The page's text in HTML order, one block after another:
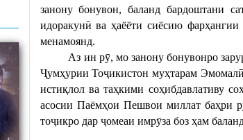
занону бонувон, баланд бардоштани
идоракунӣ ва ҳаёёти сиёсию
менамоянд.
Аз ин рӯ, мо занону бонувонро зарур
Ҷумҳурии Тоҷикистон муҳтарам
истиқлол ва таҳкими соҳибдавлативу
асосии Паёмҳои Пешвои миллат баҳри
тоҷикро дар ҷомеаи имрӯза боз ҳам